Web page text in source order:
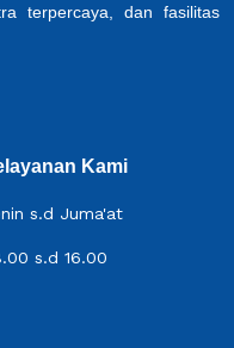
terpercaya, dan fasilitas
Kami
s.d Juma'at
s.d 16.00